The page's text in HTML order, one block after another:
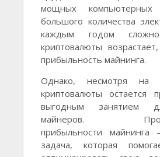
мощных
большого количества
каждым годом
криптовалюты
прибыльность майнинга.
Однако, несмотря на
криптовалюты остается
выгодным занятием
майнеров.
прибыльности майнинга
задача, которая